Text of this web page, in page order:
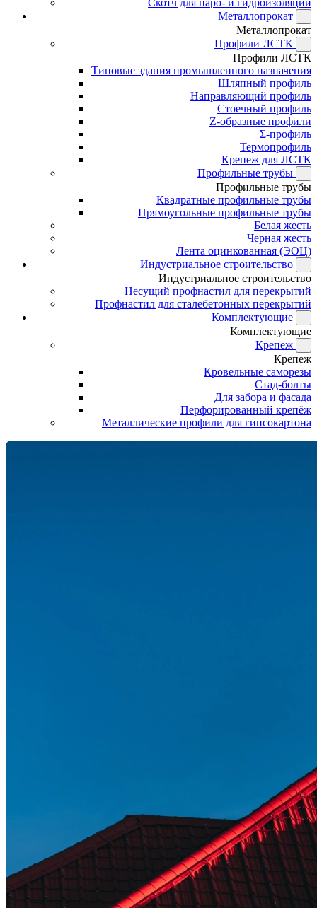
Скотч для паро- и гидроизоляции
Металлопрокат
Металлопрокат
Профили ЛСТК
Профили ЛСТК
Типовые здания промышленного назначения
Шляпный профиль
Направляющий профиль
Стоечный профиль
Z-образные профили
Σ-профиль
Термопрофиль
Крепеж для ЛСТК
Профильные трубы
Профильные трубы
Квадратные профильные трубы
Прямоугольные профильные трубы
Белая жесть
Черная жесть
Лента оцинкованная (ЭОЦ)
Индустриальное строительство
Индустриальное строительство
Несущий профнастил для перекрытий
Профнастил для сталебетонных перекрытий
Комплектующие
Комплектующие
Крепеж
Крепеж
Кровельные саморезы
Стад-болты
Для забора и фасада
Перфорированный крепёж
Металлические профили для гипсокартона